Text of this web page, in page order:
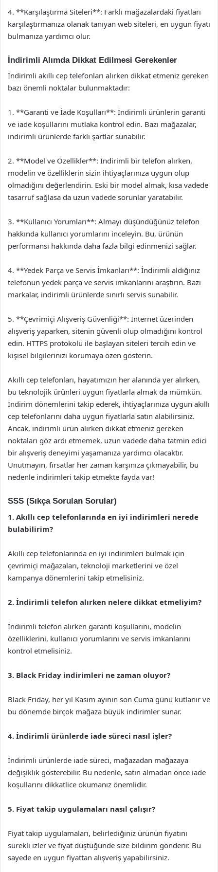
4. **Karşılaştırma Siteleri**: Farklı mağazalardaki fiyatları
karşılaştırmanıza olanak tanıyan web siteleri, en uygun fiyatı
bulmanıza yardımcı olur.
İndirimli Alımda Dikkat Edilmesi Gerekenler
İndirimli akıllı cep telefonları alırken dikkat etmeniz gereken
bazı önemli noktalar bulunmaktadır:
1. **Garanti ve İade Koşulları**: İndirimli ürünlerin garanti
ve iade koşullarını mutlaka kontrol edin. Bazı mağazalar,
indirimli ürünlerde farklı şartlar sunabilir.
2. **Model ve Özellikler**: İndirimli bir telefon alırken,
modelin ve özelliklerin sizin ihtiyaçlarınıza uygun olup
olmadığını değerlendirin. Eski bir model almak, kısa vadede
tasarruf sağlasa da uzun vadede sorunlar yaratabilir.
3. **Kullanıcı Yorumları**: Almayı düşündüğünüz telefon
hakkında kullanıcı yorumlarını inceleyin. Bu, ürünün
performansı hakkında daha fazla bilgi edinmenizi sağlar.
4. **Yedek Parça ve Servis İmkanları**: İndirimli aldığınız
telefonun yedek parça ve servis imkanlarını araştırın. Bazı
markalar, indirimli ürünlerde sınırlı servis sunabilir.
5. **Çevrimiçi Alışveriş Güvenliği**: İnternet üzerinden
alışveriş yaparken, sitenin güvenli olup olmadığını kontrol
edin. HTTPS protokolü ile başlayan siteleri tercih edin ve
kişisel bilgilerinizi korumaya özen gösterin.
Akıllı cep telefonları, hayatımızın her alanında yer alırken,
bu teknolojik ürünleri uygun fiyatlarla almak da mümkün.
İndirim dönemlerini takip ederek, ihtiyaçlarınıza uygun akıllı
cep telefonlarını daha uygun fiyatlarla satın alabilirsiniz.
Ancak, indirimli ürün alırken dikkat etmeniz gereken
noktaları göz ardı etmemek, uzun vadede daha tatmin edici
bir alışveriş deneyimi yaşamanıza yardımcı olacaktır.
Unutmayın, fırsatlar her zaman karşınıza çıkmayabilir, bu
nedenle indirimleri takip etmekte fayda var!
SSS (Sıkça Sorulan Sorular)
1. Akıllı cep telefonlarında en iyi indirimleri nerede
bulabilirim?
Akıllı cep telefonlarında en iyi indirimleri bulmak için
çevrimiçi mağazaları, teknoloji marketlerini ve özel
kampanya dönemlerini takip etmelisiniz.
2. İndirimli telefon alırken nelere dikkat etmeliyim?
İndirimli telefon alırken garanti koşullarını, modelin
özelliklerini, kullanıcı yorumlarını ve servis imkanlarını
kontrol etmelisiniz.
3. Black Friday indirimleri ne zaman oluyor?
Black Friday, her yıl Kasım ayının son Cuma günü kutlanır ve
bu dönemde birçok mağaza büyük indirimler sunar.
4. İndirimli ürünlerde iade süreci nasıl işler?
İndirimli ürünlerde iade süreci, mağazadan mağazaya
değişiklik gösterebilir. Bu nedenle, satın almadan önce iade
koşullarını dikkatlice okumanız önemlidir.
5. Fiyat takip uygulamaları nasıl çalışır?
Fiyat takip uygulamaları, belirlediğiniz ürünün fiyatını
sürekli izler ve fiyat düştüğünde size bildirim gönderir. Bu
sayede en uygun fiyattan alışveriş yapabilirsiniz.